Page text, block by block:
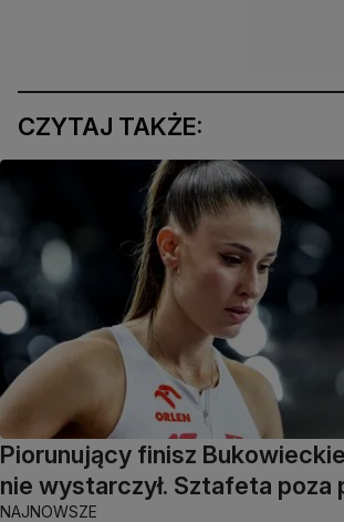
CZYTAJ TAKŻE:
Piorunujący finisz
nie wystarczył. Sztafeta poza
NAJNOWSZE